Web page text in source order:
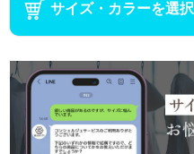
サイズ・カラーを選択